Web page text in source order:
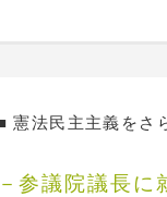
憲法民主主義をさ
－参議院議